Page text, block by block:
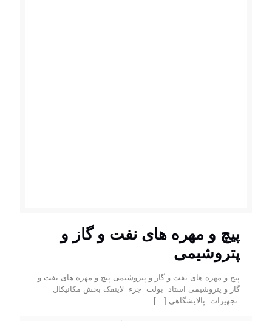
پیچ و مهره های نفت و گاز و
پتروشیمی
پیچ و مهره های نفت و گاز و پتروشیمی پیچ و مهره های نفت و
گاز و پتروشیمی استاد بولت جزء لاینفک بخش مکانیکال
تجهیزات پالایشگاهی […]